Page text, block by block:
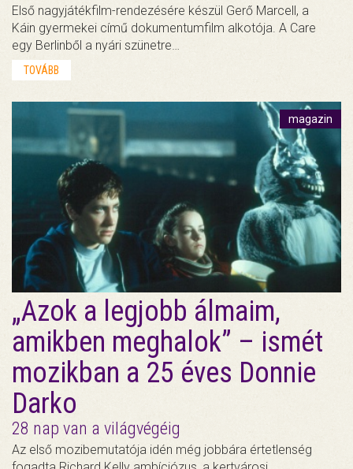
Első nagyjátékfilm-rendezésére készül Gerő Marcell, a
Káin gyermekei című dokumentumfilm alkotója. A Care
egy Berlinből a nyári szünetre…
TOVÁBB
magazin
„Azok a legjobb álmaim,
amikben meghalok” – ismét
mozikban a 25 éves Donnie
Darko
28 nap van a világvégéig
Az első mozibemutatója idén még jobbára értetlenség